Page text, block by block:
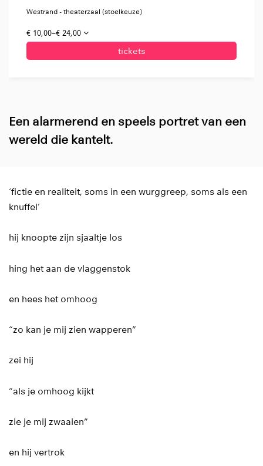
Westrand - theaterzaal (stoelkeuze)
€ 10,00–€ 24,00
tickets
Een alarmerend en speels portret van een
wereld die kantelt.
‘fictie en realiteit, soms in een wurggreep, soms als een
knuffel’
hij knoopte zijn sjaaltje los
hing het aan de vlaggenstok
en hees het omhoog
“zo kan je mij zien wapperen”
zei hij
“als je omhoog kijkt
zie je mij zwaaien”
en hij vertrok